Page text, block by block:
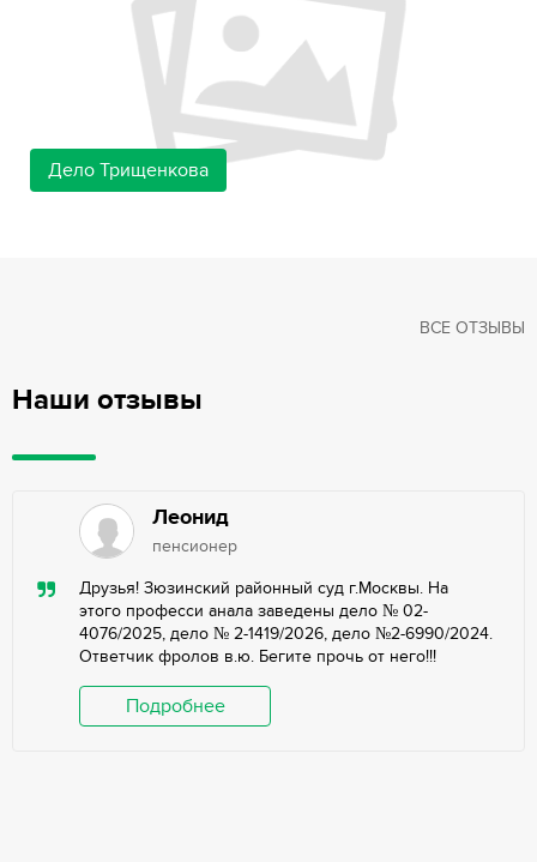
Дело Трищенкова
Наши отзывы
ВСЕ ОТЗЫВЫ
Леонид
пенсионер
Друзья! Зюзинский районный суд г.Москвы. На
этого професси анала заведены дело № 02-
4076/2025, дело № 2-1419/2026, дело №2-6990/2024.
Ответчик фролов в.ю. Бегите прочь от него!!!
Подробнее